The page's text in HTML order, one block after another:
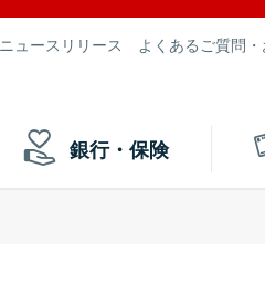
ニュースリリース よくあるご質問
銀行・保険